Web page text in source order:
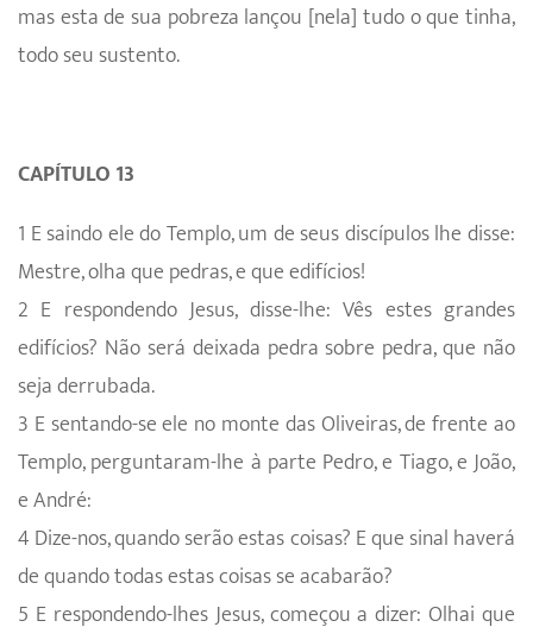
mas esta de sua pobreza lançou [nela] tudo o que tinha,
todo seu sustento.
CAPÍTULO 13
1 E saindo ele do Templo, um de seus discípulos lhe disse:
Mestre, olha que pedras, e que edifícios!
2 E respondendo Jesus, disse-lhe: Vês estes grandes
edifícios? Não será deixada pedra sobre pedra, que não
seja derrubada.
3 E sentando-se ele no monte das Oliveiras, de frente ao
Templo, perguntaram-lhe à parte Pedro, e Tiago, e João,
e André:
4 Dize-nos, quando serão estas coisas? E que sinal haverá
de quando todas estas coisas se acabarão?
5 E respondendo-lhes Jesus, começou a dizer: Olhai que